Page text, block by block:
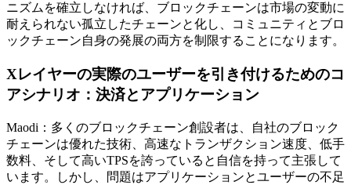
ニズムを確立しなければ、ブロックチェーンは市場の変動に
耐えられない孤立したチェーンと化し、コミュニティとブロ
ックチェーン自身の発展の両方を制限することになります。
Xレイヤーの実際のユーザーを引き付けるためのコ
アシナリオ：決済とアプリケーション
Maodi：多くのブロックチェーン創設者は、自社のブロック
チェーンは優れた技術、高速なトランザクション速度、低手
数料、そして高いTPSを誇っていると自信を持って主張して
います。しかし、問題はアプリケーションとユーザーの不足